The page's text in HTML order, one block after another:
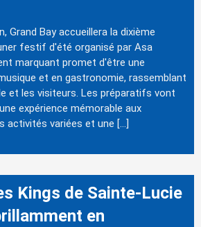
Grand Bay accueillera la dixième
festif d'été organisé par Asa
marquant promet d'être une
et en gastronomie, rassemblant
et les visiteurs. Les préparatifs vont
expérience mémorable aux
activités variées et une […]
Kings de Sainte-Lucie
en